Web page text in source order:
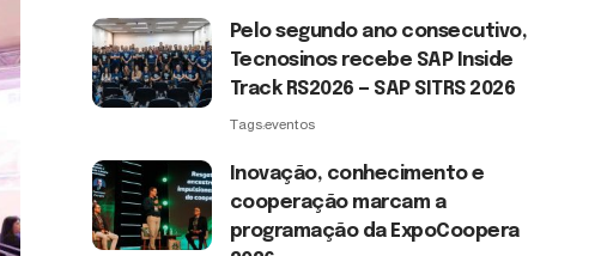
Pelo segundo ano consecutivo,
Tecnosinos recebe SAP Inside
Track RS2026 — SAP SITRS 2026
Tags:eventos
Inovação, conhecimento e
cooperação marcam a
programação da ExpoCoopera